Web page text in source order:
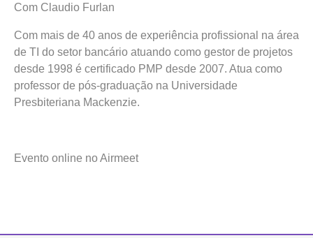
Com Claudio Furlan
Com mais de 40 anos de experiência profissional na área
de TI do setor bancário atuando como gestor de projetos
desde 1998 é certificado PMP desde 2007. Atua como
professor de pós-graduação na Universidade
Presbiteriana Mackenzie.
Evento online no Airmeet